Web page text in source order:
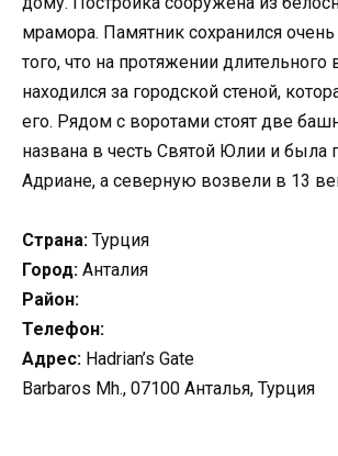
мрамора. Памятник сохранился
того, что на протяжении длительного
находился за городской стеной,
его. Рядом с воротами стоят две
названа в честь Святой Юлии и была
Адриане, а северную возвели в 13
Страна: Турция
Город: Анталия
Район:
Телефон:
Адрес: Hadrian’s Gate
Barbaros Mh., 07100 Анталья, Турция